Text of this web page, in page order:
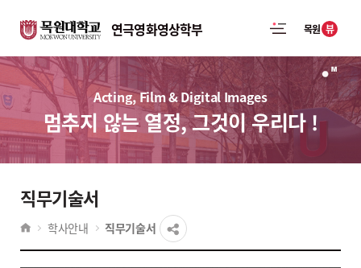
연극영화영상학부 목원 뷰
Acting, Film & Digital Images
멈추지 않는 열정, 그것이 우리다 !
직무기술서
학사안내 직무기술서